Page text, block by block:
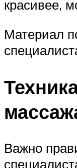
красивее,
Материал
Важно